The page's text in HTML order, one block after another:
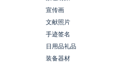
宣传画
文献照片
手迹签名
日用品礼品
装备器材